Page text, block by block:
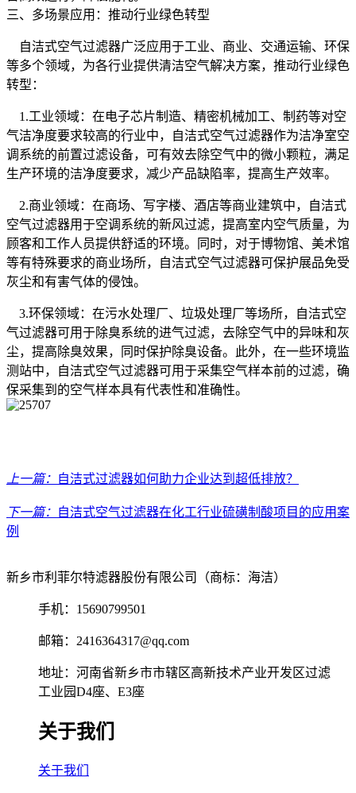
三、多场景应用：推动行业绿色转型
自洁式空气过滤器广泛应用于工业、商业、交通运输、环保
等多个领域，为各行业提供清洁空气解决方案，推动行业绿色
转型：
1.工业领域：在电子芯片制造、精密机械加工、制药等对空
气洁净度要求较高的行业中，自洁式空气过滤器作为洁净室空
调系统的前置过滤设备，可有效去除空气中的微小颗粒，满足
生产环境的洁净度要求，减少产品缺陷率，提高生产效率。
2.商业领域：在商场、写字楼、酒店等商业建筑中，自洁式
空气过滤器用于空调系统的新风过滤，提高室内空气质量，为
顾客和工作人员提供舒适的环境。同时，对于博物馆、美术馆
等有特殊要求的商业场所，自洁式空气过滤器可保护展品免受
灰尘和有害气体的侵蚀。
3.环保领域：在污水处理厂、垃圾处理厂等场所，自洁式空
气过滤器可用于除臭系统的进气过滤，去除空气中的异味和灰
尘，提高除臭效果，同时保护除臭设备。此外，在一些环境监
测站中，自洁式空气过滤器可用于采集空气样本前的过滤，确
保采集到的空气样本具有代表性和准确性。
上一篇： 自洁式过滤器如何助力企业达到超低排放？
下一篇： 自洁式空气过滤器在化工行业硫磺制酸项目的应用案
例
新乡市利菲尔特滤器股份有限公司（商标：海洁）
手机：15690799501
邮箱：2416364317@qq.com
地址：河南省新乡市市辖区高新技术产业开发区过滤
工业园D4座、E3座
关于我们
关于我们